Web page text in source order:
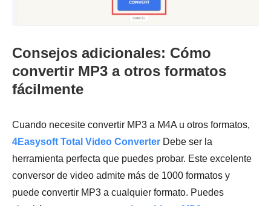
Consejos adicionales: Cómo
convertir MP3 a otros formatos
fácilmente
Cuando necesite convertir MP3 a M4A u otros formatos,
4Easysoft Total Video Converter Debe ser la
herramienta perfecta que puedes probar. Este excelente
conversor de video admite más de 1000 formatos y
puede convertir MP3 a cualquier formato. Puedes